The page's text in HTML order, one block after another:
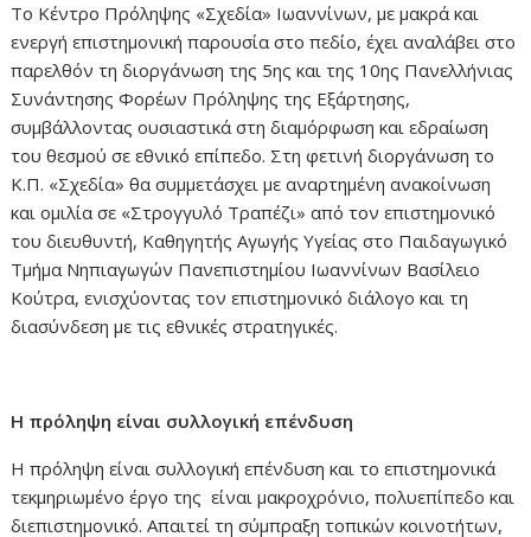
Το Κέντρο Πρόληψης «Σχεδία» Ιωαννίνων, με μακρά και
ενεργή επιστημονική παρουσία στο πεδίο, έχει αναλάβει στο
παρελθόν τη διοργάνωση της 5ης και της 10ης Πανελλήνιας
Συνάντησης Φορέων Πρόληψης της Εξάρτησης,
συμβάλλοντας ουσιαστικά στη διαμόρφωση και εδραίωση
του θεσμού σε εθνικό επίπεδο. Στη φετινή διοργάνωση το
Κ.Π. «Σχεδία» θα συμμετάσχει με αναρτημένη ανακοίνωση
και ομιλία σε «Στρογγυλό Τραπέζι» από τον επιστημονικό
του διευθυντή, Καθηγητής Αγωγής Υγείας στο Παιδαγωγικό
Τμήμα Νηπιαγωγών Πανεπιστημίου Ιωαννίνων Βασίλειο
Κούτρα, ενισχύοντας τον επιστημονικό διάλογο και τη
διασύνδεση με τις εθνικές στρατηγικές.
Η πρόληψη είναι συλλογική επένδυση
Η πρόληψη είναι συλλογική επένδυση και το επιστημονικά
τεκμηριωμένο έργο της είναι μακροχρόνιο, πολυεπίπεδο και
διεπιστημονικό. Απαιτεί τη σύμπραξη τοπικών κοινοτήτων,